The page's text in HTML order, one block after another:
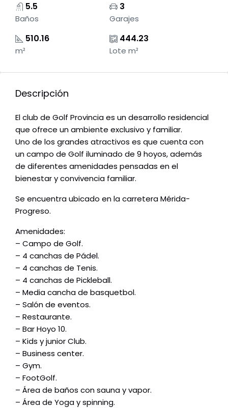
5.5
Baños
3
Garajes
510.16
m²
444.23
Lote m²
Descripción
El club de Golf Provincia es un desarrollo residencial
que ofrece un ambiente exclusivo y familiar.
Uno de los grandes atractivos es que cuenta con
un campo de Golf iluminado de 9 hoyos, además
de diferentes amenidades pensadas en el
bienestar y convivencia familiar.
Se encuentra ubicado en la carretera Mérida-
Progreso.
Amenidades:
– Campo de Golf.
– 4 canchas de Pádel.
– 4 canchas de Tenis.
– 4 canchas de Pickleball.
– Media cancha de basquetbol.
– Salón de eventos.
– Restaurante.
– Bar Hoyo 10.
– Kids y junior Club.
– Business center.
– Gym.
– FootGolf.
– Área de baños con sauna y vapor.
– Área de Yoga y spinning.